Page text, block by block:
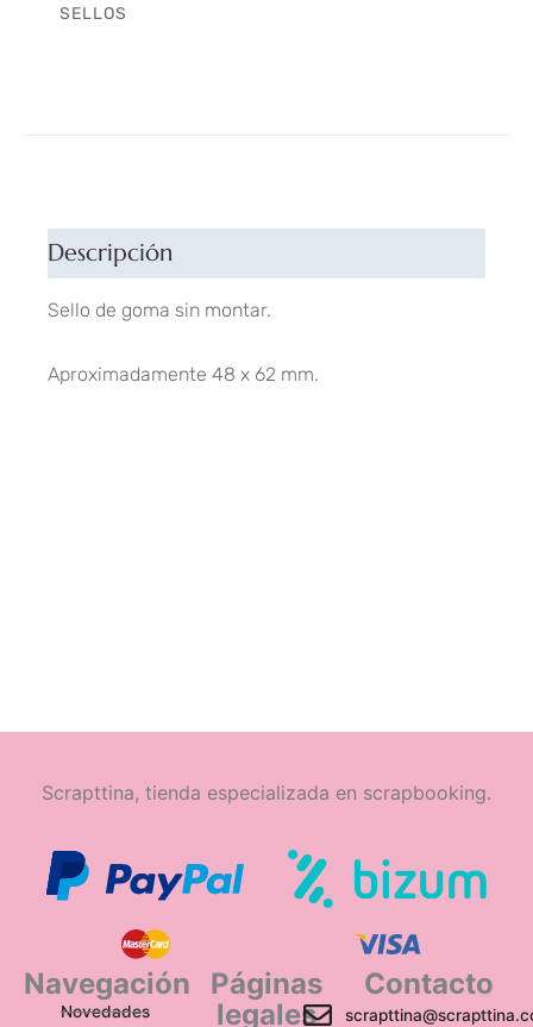
SELLOS
Descripción
Sello de goma sin montar.
Aproximadamente 48 x 62 mm.
Scrapttina, tienda especializada en scrapbooking.
Navegación
Novedades
Páginas
legales
Contacto